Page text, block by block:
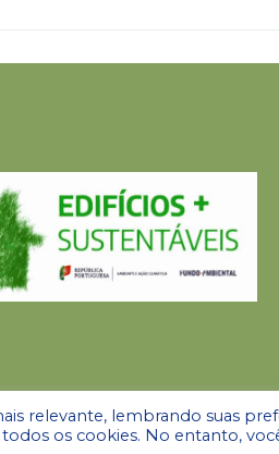
relevante, lembrando suas
os cookies. No entanto,